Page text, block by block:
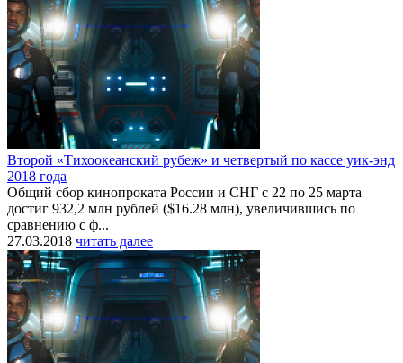
Второй «Тихоокеанский рубеж» и четвертый по кассе уик-энд
2018 года
Общий сбор кинопроката России и СНГ с 22 по 25 марта
достиг 932,2 млн рублей ($16.28 млн), увеличившись по
сравнению с ф...
27.03.2018 читать далее